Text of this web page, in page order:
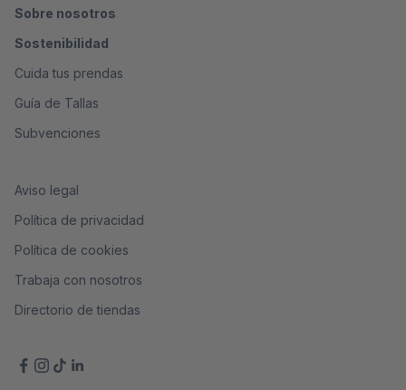
Sobre nosotros
Sostenibilidad
Cuida tus prendas
Guía de Tallas
Subvenciones
Aviso legal
Política de privacidad
Política de cookies
Trabaja con nosotros
Directorio de tiendas